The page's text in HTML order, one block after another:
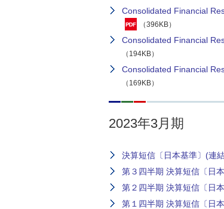
Consolidated Financial
（396KB）
Consolidated Financial
（194KB）
Consolidated Financial
（169KB）
2023年3月期
決算短信〔日本基準〕(連
第３四半期 決算短信〔日
第２四半期 決算短信〔日
第１四半期 決算短信〔日